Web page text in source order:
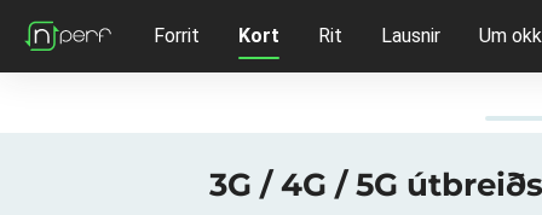
Forrit Kort Rit Lausnir Um
3G / 4G / 5G